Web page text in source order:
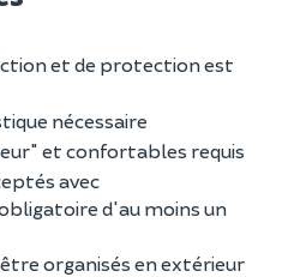
et de protection est
nécessaire
et confortables requis
avec
d'au moins un
organisés en extérieur